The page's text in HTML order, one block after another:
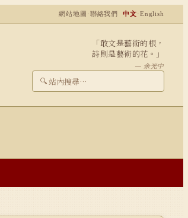
網站地圖 ·聯絡我們 中文·English
「敢文是藝術的根，
詩則是藝術的花。」
— 余光中
🔍